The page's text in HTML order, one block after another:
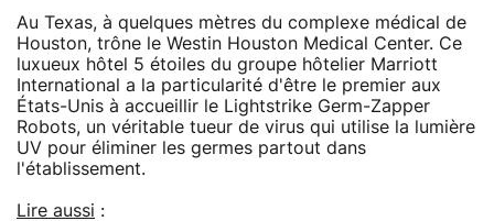
Au Texas, à quelques mètres du complexe médical de
Houston, trône le Westin Houston Medical Center. Ce
luxueux hôtel 5 étoiles du groupe hôtelier Marriott
International a la particularité d'être le premier aux
États-Unis à accueillir le Lightstrike Germ-Zapper
Robots, un véritable tueur de virus qui utilise la lumière
UV pour éliminer les germes partout dans
l'établissement.
Lire aussi :